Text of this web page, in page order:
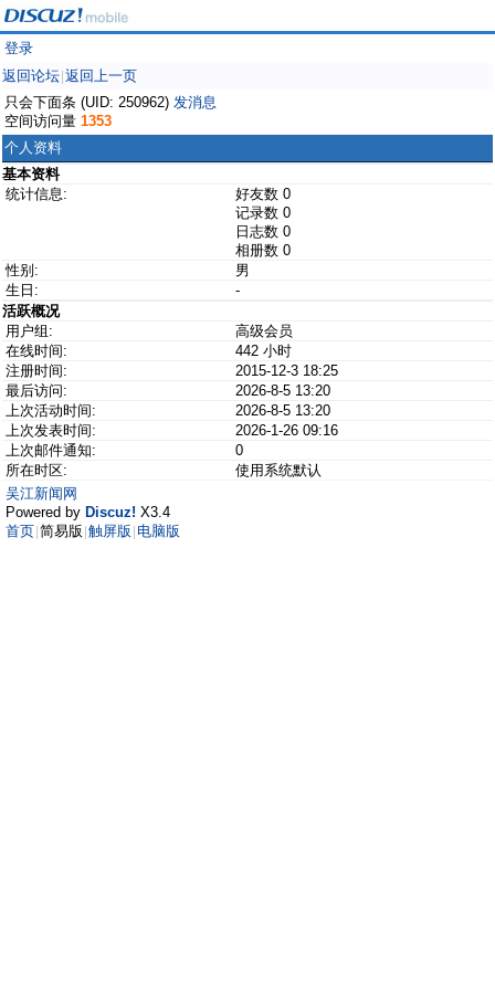
登录
返回论坛 返回上一页
只会下面条 (UID: 250962) 发消息
空间访问量 1353
个人资料
基本资料
统计信息:
好友数 0
记录数 0
日志数 0
相册数 0
性别:
男
生日:
-
活跃概况
用户组:
高级会员
在线时间:
442 小时
注册时间:
2015-12-3 18:25
最后访问:
2026-8-5 13:20
上次活动时间:
2026-8-5 13:20
上次发表时间:
2026-1-26 09:16
上次邮件通知:
0
所在时区:
使用系统默认
吴江新闻网
Powered by Discuz! X3.4
首页 简易版 触屏版 电脑版